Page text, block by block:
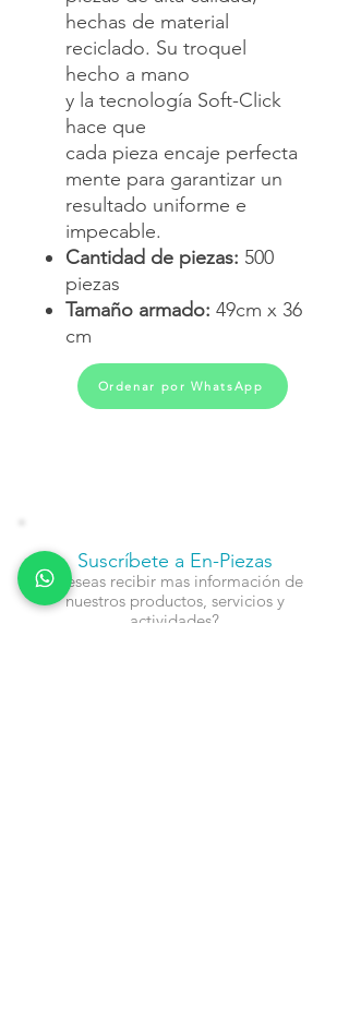
hechas de material
reciclado. Su troquel
hecho a mano
y la tecnología Soft-Click
hace que
cada pieza encaje perfecta
mente para garantizar un
resultado uniforme e
impecable.
Cantidad de piezas: 500
piezas
Tamaño armado: 49cm x 36
cm
Ordenar por WhatsApp
Suscríbete a En-Piezas
¿Deseas recibir mas información de
nuestros productos, servicios y
actividades?